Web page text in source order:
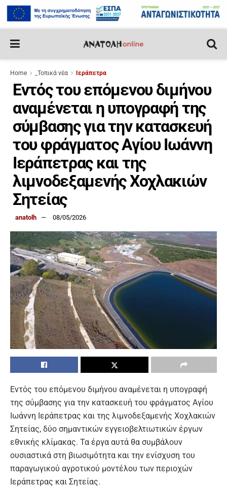
Home _Τοπικά νέα Ιεράπετρα
Εντός του επόμενου διμήνου
αναμένεται η υπογραφή της
σύμβασης για την κατασκευή
του φράγματος Αγίου Ιωάννη
Ιεράπετρας και της
λιμνοδεξαμενής Χοχλακιών
Σητείας
anatolh 08/05/2026
Εντός του επόμενου διμήνου αναμένεται η υπογραφή
της σύμβασης για την κατασκευή του φράγματος Αγίου
Ιωάννη Ιεράπετρας και της λιμνοδεξαμενής Χοχλακιών
Σητείας, δύο σημαντικών εγγειοβελτιωτικών έργων
εθνικής κλίμακας. Τα έργα αυτά θα συμβάλουν
ουσιαστικά στη βιωσιμότητα και την ενίσχυση του
παραγωγικού αγροτικού μοντέλου των περιοχών
Ιεράπετρας και Σητείας.